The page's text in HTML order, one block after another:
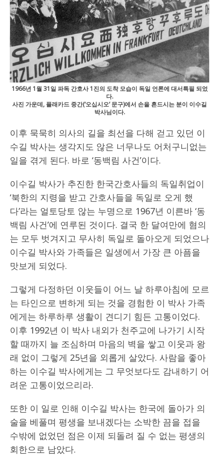
1966년 1월 31일 파독 간호사 1진의 도착 모습이 독일 언론에 대서특필 되었
다.
사진 가운데, 플래카드 중간(‘오십시오’ 문구)에서 손을 흔드시는 분이 이수길
박사님이다.
이후 묵묵히 의사의 길을 최선을 다해 걷고 있던 이
수길 박사는 생각지도 않은 너무나도 어처구니없는
일을 겪게 된다. 바로 ‘동백림 사건’이다.
이수길 박사가 추진한 한국간호사들의 독일취업이
‘북한의 지령을 받고 간호사들을 독일로 오게 했
다’라는 얼토당토 않는 누명으로 1967년 이른바 ‘동
백림 사건’에 연루된 것이다. 결국 한 달여만에 혐의
는 모두 벗겨지고 무사히 독일로 돌아오게 되었으나
이수길 박사와 가족들은 일생에서 가장 큰 아픔을
맛보게 되었다.
그렇게 다정하던 이웃들이 어느 날 하루아침에 모르
는 타인으로 변하게 되는 것을 경험한 이 박사 가족
에게는 하루하루 생활이 견디기 힘든 고통이었다.
이후 1992년 이 박사 내외가 천주교에 나가기 시작
할 때까지 늘 조심하며 마음의 벽을 쌓고 이웃과 왕
래 없이 그렇게 25년을 외롭게 살았다. 사람을 좋아
하는 이수길 박사에게는 그 무엇보다도 감내하기 어
려운 고통이었으리라.
또한 이 일로 인해 이수길 박사는 한국에 돌아가 의
술을 베풀며 평생을 보내겠다는 소박한 끔을 접을
수밖에 없었던 점은 이제 되돌려 질 수 없는 평생의
회한으로 남았다.